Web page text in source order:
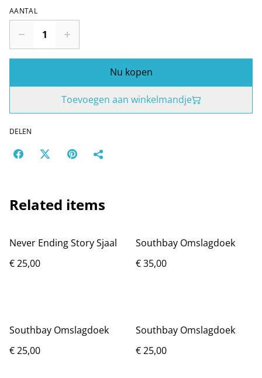
AANTAL
Nu kopen
Toevoegen aan winkelmandje
DELEN
Related items
Never Ending Story Sjaal
€ 25,00
Southbay Omslagdoek
€ 35,00
Southbay Omslagdoek
€ 25,00
Southbay Omslagdoek
€ 25,00